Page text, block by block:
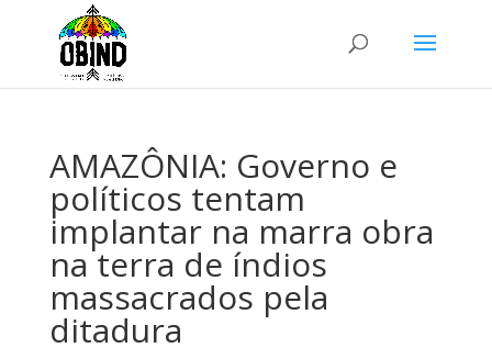
AMAZÔNIA: Governo e
políticos tentam
implantar na marra obra
na terra de índios
massacrados pela
ditadura